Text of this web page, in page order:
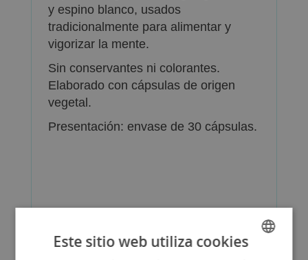
y espino blanco, usados
tradicionalmente para alimentar y
vigorizar la mente.
Sin conservantes ni colorantes.
Elaborado con cápsulas de origen
vegetal.
Presentación: envase de 30 cápsulas.
Este sitio web utiliza cookies